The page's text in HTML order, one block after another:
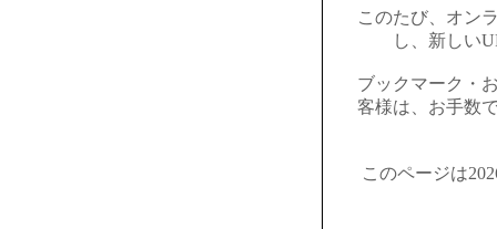
このたび、オン
し、新しい
ブックマーク・
客様は、お手数
このページは